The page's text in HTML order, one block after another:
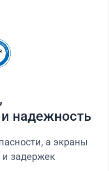
надежность
а экраны
и задержек